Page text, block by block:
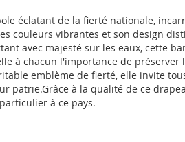
éclatant de la fierté nationale,
couleurs vibrantes et son design
avec majesté sur les eaux, cette
à chacun l'importance de
emblème de fierté, elle invite
patrie.Grâce à la qualité de ce
à ce pays.